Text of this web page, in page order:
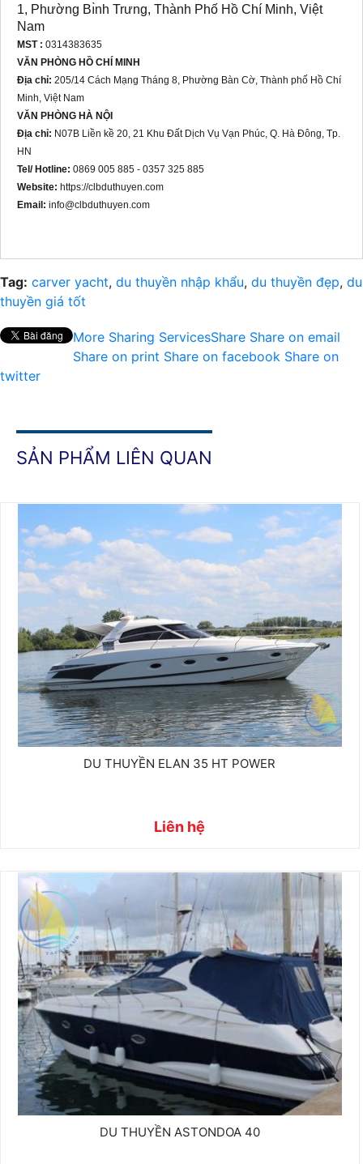
1, Phường Bı̀nh Trưng, Thành Phố Hồ Chí Minh, Việt
Nam
MST : 0314383635
VĂN PHÒNG HỒ CHÍ MINH
Địa chỉ: 205/14 Cách Mạng Tháng 8, Phường Bàn Cờ, Thành phố Hồ Chí
Minh, Việt Nam
VĂN PHÒNG HÀ NỘI
Địa chỉ: N07B Liền kề 20, 21 Khu Đất Dịch Vụ Vạn Phúc, Q. Hà Đông, Tp.
HN
Tel/ Hotline: 0869 005 885 - 0357 325 885
Website: https://clbduthuyen.com
Email: info@clbduthuyen.com
Tag: carver yacht, du thuyền nhập khẩu, du thuyền đẹp, du
thuyền giá tốt
More Sharing ServicesShare Share on email
Share on print Share on facebook Share on
twitter
SẢN PHẨM LIÊN QUAN
DU THUYỀN ELAN 35 HT POWER
Liên hệ
DU THUYỀN ASTONDOA 40